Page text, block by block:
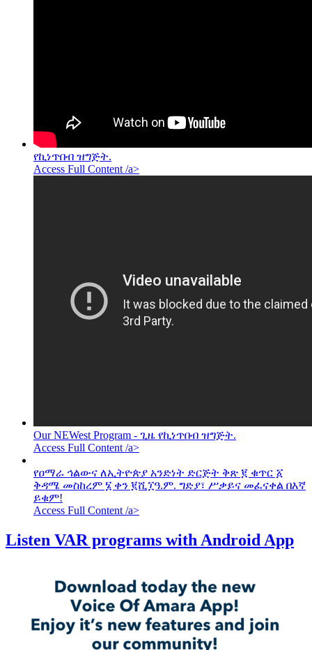
የኪነጥበብ ዝግጅት.
Access Full Content /a>
Our NEWest Program - ጊዜ የኪነጥበብ ዝግጅት.
Access Full Content /a>
የዐማራ ኅልውና ለኢትዮጵያ አንድነት ድርጅት ቅጽ ፪ ቁጥር ፩
ቅዳሜ መስከረም ፮ ቀን ፪ሺ፲ዓ.ም. ግድያ፣ ሥቃይና መፈናቀል በእኛ
ይቁም!
Access Full Content /a>
Listen VAR programs with Android App